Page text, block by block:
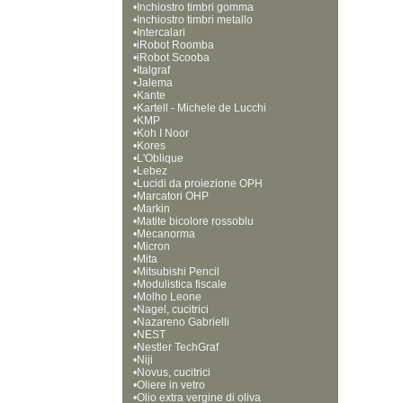
• Inchiostro timbri gomma
• Inchiostro timbri metallo
• Intercalari
•iRobot Roomba
•iRobot Scooba
• Italgraf
•Jalema
•Kante
•Kartell - Michele de Lucchi
•KMP
•Koh I Noor
•Kores
•L'Oblique
•Lebez
•Lucidi da proiezione OPH
•Marcatori OHP
•Markin
•Matite bicolore rossoblu
•Mecanorma
•Micron
•Mita
•Mitsubishi Pencil
•Modulistica fiscale
•Molho Leone
•Nagel, cucitrici
•Nazareno Gabrielli
•NEST
•Nestler TechGraf
•Niji
•Novus, cucitrici
•Oliere in vetro
•Olio extra vergine di oliva